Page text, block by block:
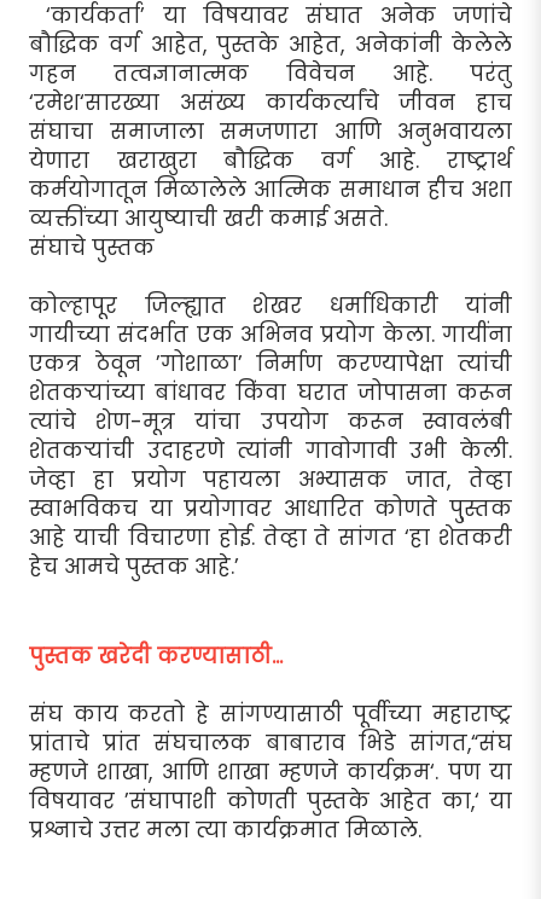
‘कार्यकर्ता’ या विषयावर संघात अनेक जणांचे
बौद्धिक वर्ग आहेत, पुस्तके आहेत, अनेकांनी केलेले
गहन तत्वज्ञानात्मक विवेचन आहे. परंतु
‘रमेश‘सारख्या असंख्य कार्यकर्त्यांचे जीवन हाच
संघाचा समाजाला समजणारा आणि अनुभवायला
येणारा खराखुरा बौद्धिक वर्ग आहे. राष्ट्रार्थ
कर्मयोगातून मिळालेले आत्मिक समाधान हीच अशा
व्यक्तींच्या आयुष्याची खरी कमाई असते.
संघाचे पुस्तक
कोल्हापूर जिल्ह्यात शेखर धर्माधिकारी यांनी
गायीच्या संदर्भात एक अभिनव प्रयोग केला. गायींना
एकत्र ठेवून ’गोशाळा’ निर्माण करण्यापेक्षा त्यांची
शेतकर्‍यांच्या बांधावर किंवा घरात जोपासना करून
त्यांचे शेण-मूत्र यांचा उपयोग करून स्वावलंबी
शेतकर्‍यांची उदाहरणे त्यांनी गावोगावी उभी केली.
जेव्हा हा प्रयोग पहायला अभ्यासक जात, तेव्हा
स्वाभविकच या प्रयोगावर आधारित कोणते पु्स्तक
आहे याची विचारणा होई. तेव्हा ते सांगत ‘हा शेतकरी
हेच आमचे पुस्तक आहे.’
पुस्तक खरेदी करण्यासाठी...
संघ काय करतो हे सांगण्यासाठी पूर्वीच्या महाराष्ट्र
प्रांताचे प्रांत संघचालक बाबाराव भिडे सांगत,“संघ
म्हणजे शाखा, आणि शाखा म्हणजे कार्यक्रम‘. पण या
विषयावर ’संघापाशी कोणती पुस्तके आहेत का,‘ या
प्रश्नाचे उत्तर मला त्या कार्यक्रमात मिळाले.